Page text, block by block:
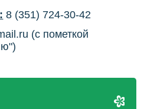
8 (351) 724-30-42
(с пометкой